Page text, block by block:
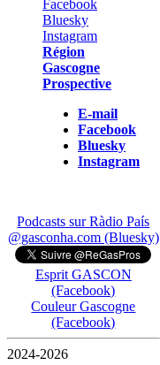
Région
Gascogne
Prospective
E-mail
Facebook
Bluesky
Instagram
Podcasts sur Ràdio País
@gasconha.com (Bluesky)
Esprit GASCON
(Facebook)
Couleur Gascogne
(Facebook)
2024-2026